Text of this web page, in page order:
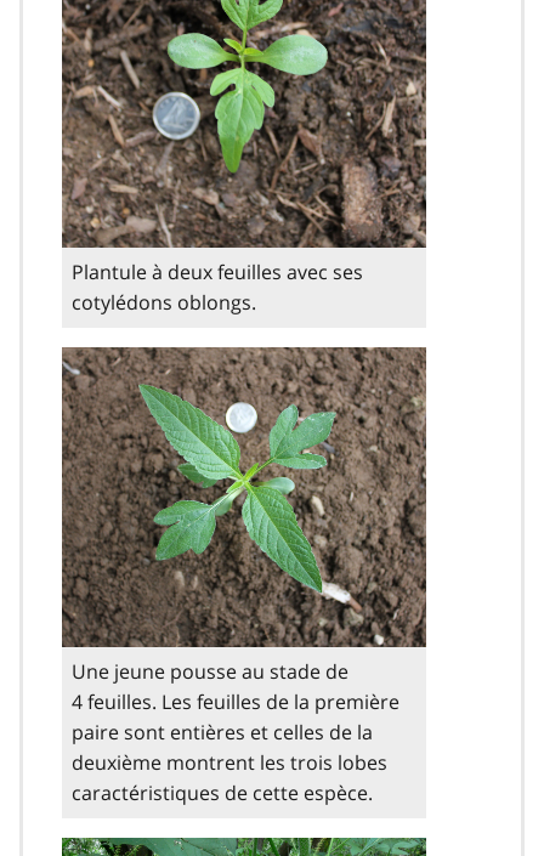
Plantule à deux feuilles avec ses
cotylédons oblongs.
Une jeune pousse au stade de
4 feuilles. Les feuilles de la première
paire sont entières et celles de la
deuxième montrent les trois lobes
caractéristiques de cette espèce.